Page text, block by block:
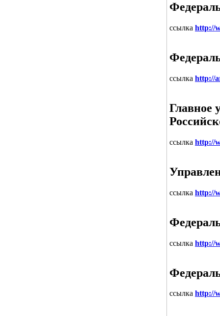
ссылка http://
ссылка http://
Главное
ссылка http://
ссылка http://
ссылка http://
ссылка http://